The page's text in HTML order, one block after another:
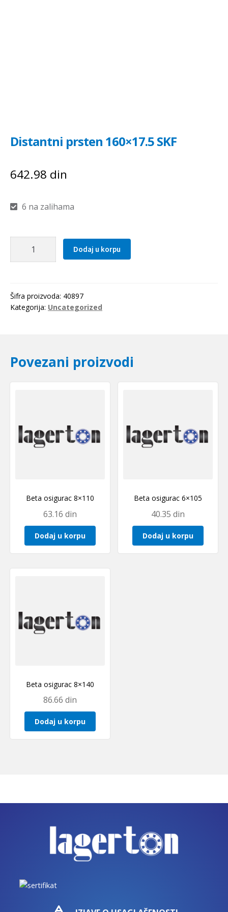
Distantni prsten 160×17.5 SKF
642.98 din
6 na zalihama
prsten
količina
Dodaj u korpu
Šifra proizvoda: 40897
Kategorija: Uncategorized
Povezani proizvodi
Beta osigurac 8×110
63.16 din
Dodaj u korpu
Beta osigurac 6×105
40.35din
Dodaj u korpu
Beta osigurac 8×140
86.66 din
Dodaj u korpu